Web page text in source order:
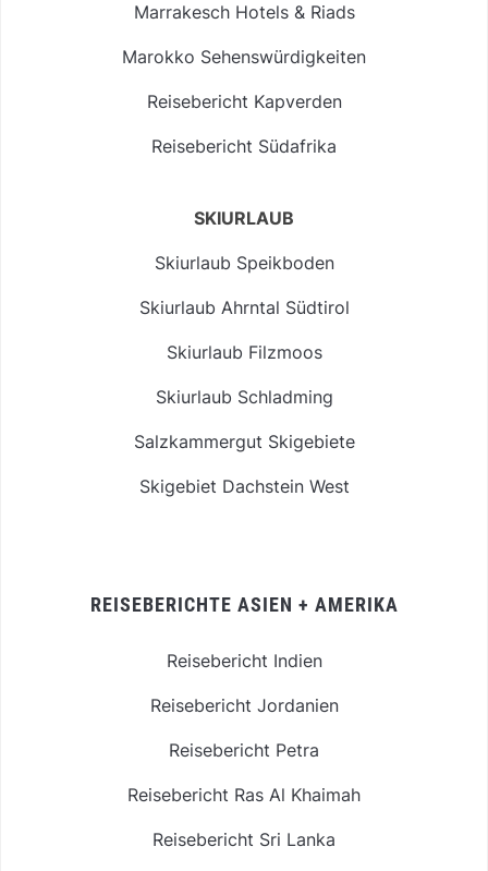
Marrakesch Hotels & Riads
Marokko Sehenswürdigkeiten
Reisebericht Kapverden
Reisebericht Südafrika
SKIURLAUB
Skiurlaub Speikboden
Skiurlaub Ahrntal Südtirol
Skiurlaub Filzmoos
Skiurlaub Schladming
Salzkammergut Skigebiete
Skigebiet Dachstein West
REISEBERICHTE ASIEN + AMERIKA
Reisebericht Indien
Reisebericht Jordanien
Reisebericht Petra
Reisebericht Ras Al Khaimah
Reisebericht Sri Lanka